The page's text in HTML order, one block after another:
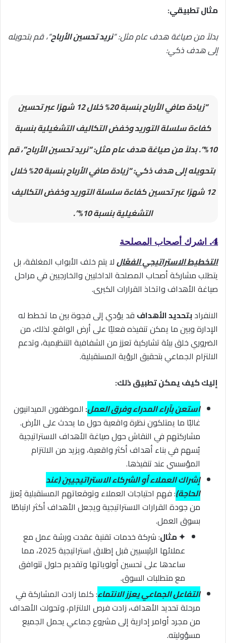
مثال تطبيقي:
بدلاً من صياغة هدف عام مثل: “نريد تحسين الأرباح“، قم بتحويله
إلى هدف ذكي:
“زيادة صافي الأرباح بنسبة 20% خلال 12 شهرًا عبر تحسين
كفاءة سلسلة التوريد وخفض التكاليف التشغيلية بنسبة
10%”.
بدلاً من صياغة هدف عام مثل: “نريد تحسين الأرباح”، قم
بتحويله إلى هدف ذكي: “زيادة صافي الأرباح بنسبة 20% خلال
12 شهرًا عبر تحسين كفاءة سلسلة التوريد وخفض التكاليف
التشغيلية بنسبة 10%”.
4. اشرك أصحاب المصلحة
التخطيط الاستراتيجي الفعّاللا يتم خلف الأبواب المغلقة، بل
يتطلب مشاركة أصحاب المصلحة الداخليين والخارجيين في مراحل
صياغة الأهداف واتخاذ القرارات الكبرى.
الانفرادبتحديد الأهداف قد يؤدي إلى فجوة بين ما تخطط له
الإدارة وبين ما يمكن تنفيذه فعليًا على أرض الواقع. لذلك، من
الضروري خلق بيئة تشاركية تعزز من الشفافية التنظيمية، وتدعم
الالتزام الجماعي بتحقيق الرؤية المستقبلية.
إليك كيف يمكن تطبيق ذلك:
استعن بآراء المدراء وفرق العمل: الموظفون الميدانيون
غالبًا ما يمتلكون نظرة واقعية حول ما يحدث على الأرض.
مشاركتهم في النقاش حول صياغة الأهداف الاستراتيجية
يُسهم في بناء أهداف أكثر واقعية، ويزيد من الالتزام
المؤسسي عند تنفيذها.
إشراك العملاء أو الشركاء الاستراتيجيين (عند
الحاجة): فهم احتياجات العملاء وتوقعاتهم المستقبلية يُعزز
من جودة القرارات الاستراتيجية ويجعل الأهداف أكثر ارتباطًا
بسوق العمل.
✦ مثال: شركة خدمات تقنية عقدت ورشة عمل مع
عملائها الرئيسيين قبل إطلاق استراتيجية 2025، مما
ساعدها على تحسين أولوياتها وتقديم حلول تتوافق
مع متطلبات السوق.
التفاعل الجماعي يعزز الانتماء: كلما زادت المشاركة في
مرحلة تحديد الأهداف، زادت فرص الالتزام، وتحولت الأهداف
من مجرد أوامر إدارية إلى مشروع جماعي يحمل الجميع
مسؤوليته.